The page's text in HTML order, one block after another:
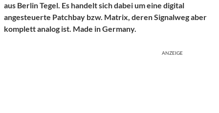
aus Berlin Tegel. Es handelt sich dabei um eine digital
angesteuerte Patchbay bzw. Matrix, deren Signalweg aber
komplett analog ist. Made in Germany.
ANZEIGE